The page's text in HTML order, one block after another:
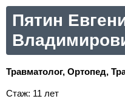
Пятин
Травматолог, Ортопед,
Стаж: 11 лет